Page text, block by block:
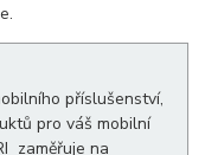
příslušenství,
pro váš mobilní
zaměřuje na